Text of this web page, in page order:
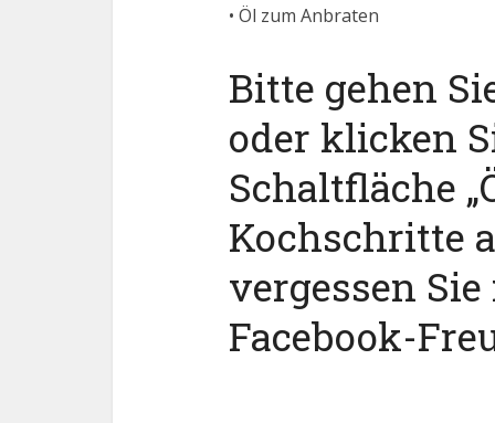
• Öl zum Anbraten
Bitte gehen
oder klicken
Schaltfläche
Kochschritte
vergessen
Facebook-